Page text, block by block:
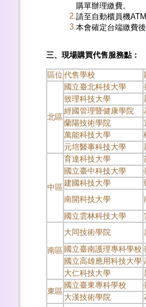
購單辦理繳費。
2. 請至自動櫃員機
3. 本會確定台端繳費
三、現場購買代售服務點：
區位 代售學校
北區
國立臺北科技大學
致理科技大學
經國管理暨健康學院
蘭陽技術學院
萬能科技大學
元培醫事科技大學
中區
育達科技大學
國立臺中科技大學
建國科技大學
南開科技大學
國立雲林科技大學
南區
大同技術學院
國立臺南護理專科學校
國立高雄應用科技大學
大仁科技大學
東區
國立臺東專科學校
大漢技術學院